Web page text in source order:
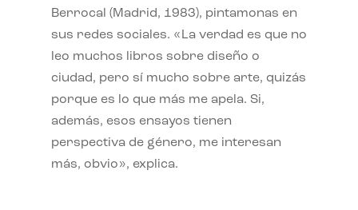
Berrocal (Madrid, 1983), pintamonas en
sus redes sociales. «La verdad es que no
leo muchos libros sobre diseño o
ciudad, pero sí mucho sobre arte, quizás
porque es lo que más me apela. Si,
además, esos ensayos tienen
perspectiva de género, me interesan
más, obvio», explica.